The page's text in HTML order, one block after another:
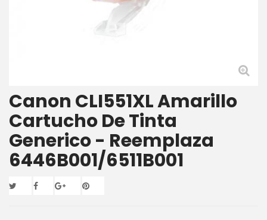
Canon CLI551XL Amarillo
Cartucho De Tinta
Generico - Reemplaza
6446B001/6511B001